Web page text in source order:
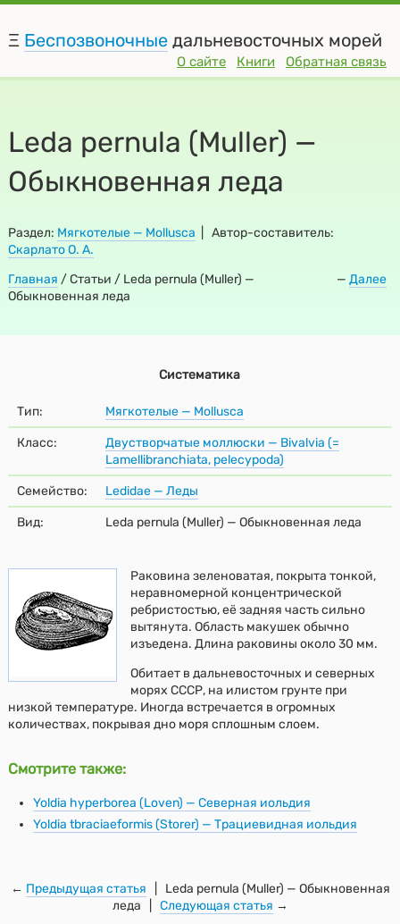
Ξ Беспозвоночныедальневосточных морей
О сайте Книги Обратная связь
Leda pernula (Muller) —
Обыкновенная леда
Раздел: Мягкотелые — Mollusca | Автор-составитель:
Скарлато О. А.
Главная / —Далее
Статьи / Leda pernula (Muller) —
Обыкновенная леда
Систематика
Тип: Мягкотелые — Mollusca
Класс:
Двустворчатые моллюски — Bivalvia (=
Lamellibranchiata, pelecypoda)
Семейство: Ledidae — Леды
Вид: Leda pernula (Muller) — Обыкновенная леда
Раковина зеленоватая, покрыта тонкой,
неравномерной концентрической
ребристостью, её задняя часть сильно
вытянута. Область макушек обычно
изъедена. Длина раковины около 30 мм.
Обитает в дальневосточных и северных
морях СССР, на илистом грунте при
низкой температуре. Иногда встречается в огромных
количествах, покрывая дно моря сплошным слоем.
Смотрите также:
Yoldia hyperborea (Loven) — Северная иольдия
Yoldia tbraciaeformis (Storer) — Трациевидная иольдия
← Предыдущая статья | Leda pernula (Muller) — Обыкновенная
леда | Следующая статья →